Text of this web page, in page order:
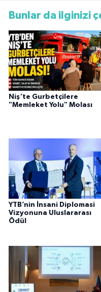
Bunlar da ilginizi
Niş'te Gurbetçilere
"Memleket Yolu" Molası
YTB’nin İnsani Diplomasi
Vizyonuna Uluslararası
Ödül